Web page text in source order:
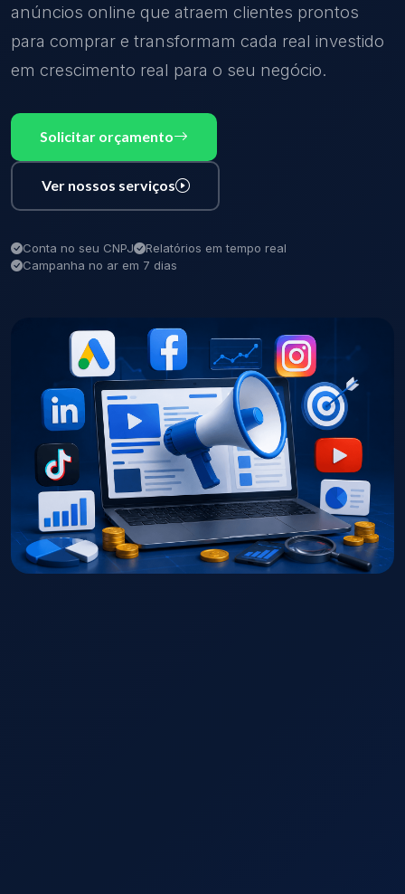
anúncios online que atraem clientes prontos
para comprar e transformam cada real investido
em crescimento real para o seu negócio.
Solicitar orçamento
Ver nossos serviços
Conta no seu CNPJ
Relatórios em tempo real
Campanha no ar em 7 dias